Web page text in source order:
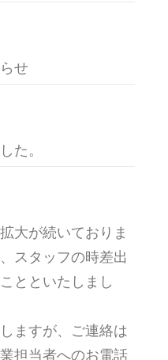
せ
た。
大が続いておりま
スタッフの時差出
とといたしまし
ますが、ご連絡は
担当者へのお電話